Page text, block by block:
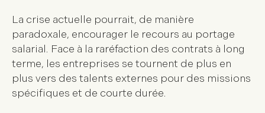
La crise actuelle pourrait, de manière
paradoxale, encourager le recours au portage
salarial. Face à la raréfaction des contrats à long
terme, les entreprises se tournent de plus en
plus vers des talents externes pour des missions
spécifiques et de courte durée.